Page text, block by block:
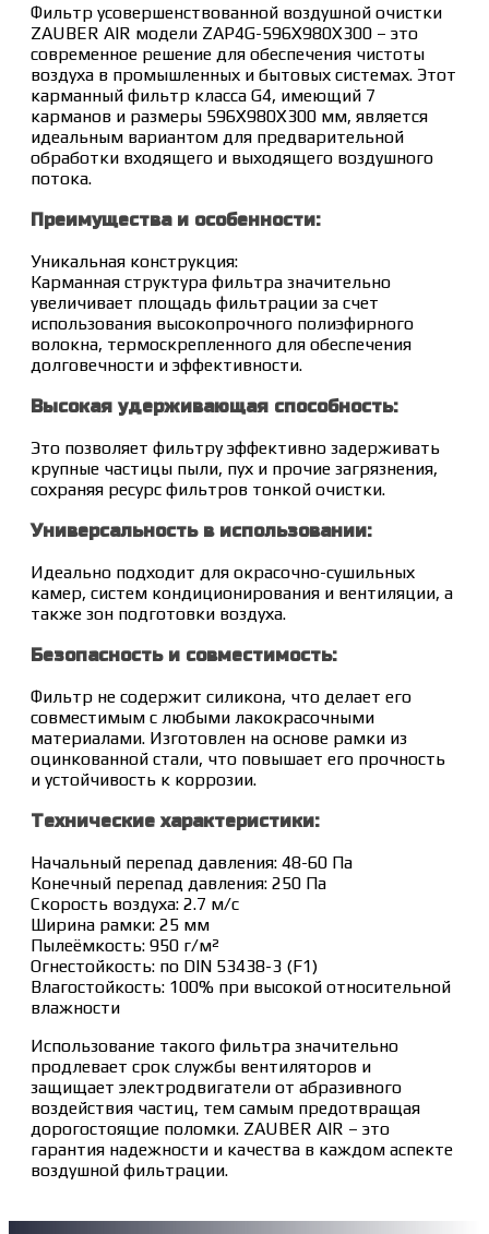
Фильтр усовершенствованной воздушной очистки
ZAUBER AIR модели ZAP4G-596X980X300 – это
современное решение для обеспечения чистоты
воздуха в промышленных и бытовых системах. Этот
карманный фильтр класса G4, имеющий 7
карманов и размеры 596X980X300 мм, является
идеальным вариантом для предварительной
обработки входящего и выходящего воздушного
потока.
Преимущества и особенности:
Уникальная конструкция:
Карманная структура фильтра значительно
увеличивает площадь фильтрации за счет
использования высокопрочного полиэфирного
волокна, термоскрепленного для обеспечения
долговечности и эффективности.
Высокая удерживающая способность:
Это позволяет фильтру эффективно задерживать
крупные частицы пыли, пух и прочие загрязнения,
сохраняя ресурс фильтров тонкой очистки.
Универсальность в использовании:
Идеально подходит для окрасочно-сушильных
камер, систем кондиционирования и вентиляции, а
также зон подготовки воздуха.
Безопасность и совместимость:
Фильтр не содержит силикона, что делает его
совместимым с любыми лакокрасочными
материалами. Изготовлен на основе рамки из
оцинкованной стали, что повышает его прочность
и устойчивость к коррозии.
Технические характеристики:
Начальный перепад давления: 48-60 Па
Конечный перепад давления: 250 Па
Скорость воздуха: 2.7 м/с
Ширина рамки: 25 мм
Пылеёмкость: 950 г/м²
Огнестойкость: по DIN 53438-3 (F1)
Влагостойкость: 100% при высокой относительной
влажности
Использование такого фильтра значительно
продлевает срок службы вентиляторов и
защищает электродвигатели от абразивного
воздействия частиц, тем самым предотвращая
дорогостоящие поломки. ZAUBER AIR – это
гарантия надежности и качества в каждом аспекте
воздушной фильтрации.